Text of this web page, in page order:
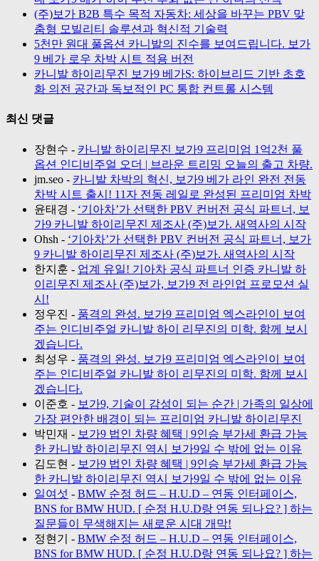
(주)보가 B2B 특수 목적 자동차: 세상을 바꾸는 PBV 맞
춤형 모빌리티 솔루션과 혁신적 기술력
5천만 원대 풀옵션 카니발의 진수를 보여드립니다. 보가
9 베가 로우 차박 시트 적용 버전
카니발 하이리무진 보가9 베가S: 하이브리드 기반 초호
화 의전 공간과 독보적인 PC 통합 컨트롤 시스템
최신 댓글
장현수 - 카니발 하이리무진 보가9 프리미엄 1억2천 풀
옵션 인디비주얼 오더 | 브라운 트리밍 오늘의 출고 차량.
jm.seo - 카니발 차박의 혁신, 보가9 베가 라인 완전 전동
차박 시트 출시! 11자 전동 레일로 완성된 프리미엄 차박
윤태경 - ‘기아차’가 선택한 PBV 컨버전 공식 파트너, 보
가9 카니발 하이리무진 제조사 (주)보가. 새역사의 시작
Ohsh - ‘기아차’가 선택한 PBV 컨버전 공식 파트너, 보가
9 카니발 하이리무진 제조사 (주)보가. 새역사의 시작
한지훈 - 업계 유일! 기아차 공식 파트너 인증 카니발 하
이리무진 제조사 (주)보가, 보가9 전 라인업 프로모션 실
시!
정우진 - 품격의 완성. 보가9 프리미엄 엑스라인이 보여
주는 인디비주얼 카니발 하이 리무진의 미학. 함께 보시
겠습니다.
최성우 - 품격의 완성. 보가9 프리미엄 엑스라인이 보여
주는 인디비주얼 카니발 하이 리무진의 미학. 함께 보시
겠습니다.
이준호 - 보가9, 기술이 감성이 되는 순간 | 가족의 일상에
가장 편안한 배경이 되는 프리미엄 카니발 하이리무진
박민재 - 보가9 법인 차량 혜택 | 9인승 부가세 환급 가능
한 카니발 하이리무진 역시 보가9일 수 밖에 없는 이유
김도현 - 보가9 법인 차량 혜택 | 9인승 부가세 환급 가능
한 카니발 하이리무진 역시 보가9일 수 밖에 없는 이유
일여섯 - BMW 순정 허드 – H.U.D – 연동 인터페이스,
BNS for BMW HUD. [ 순정 H.U.D랑 연동 되나요? ] 하는
질문들이 무색해지는 새로운 시대 개막!
정현기
- BMW 순정 허드 – H.U.D – 연동 인터페이스,
BNS for BMW HUD. [ 순정 H.U.D랑 연동 되나요? ] 하는